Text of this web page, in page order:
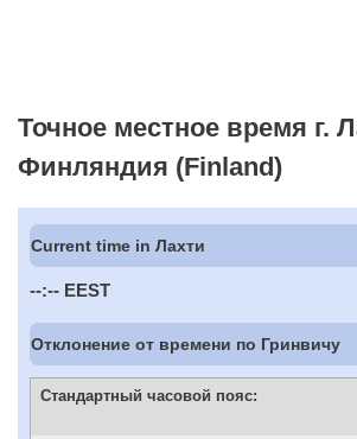
Точное местное время г.
Финляндия (Finland)
Current time in Лахти
--:-- EEST
Отклонение от времени по Гринвичу
Стандартный часовой пояс: